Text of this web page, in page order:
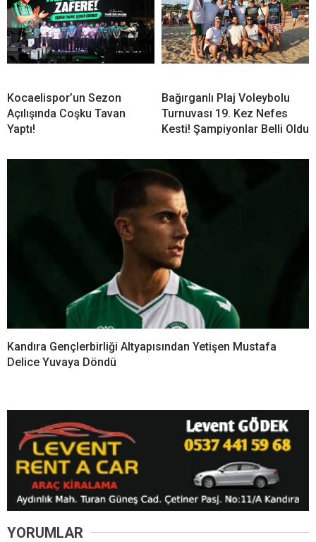
Kocaelispor’un Sezon
Açılışında Coşku Tavan
Yaptı!
Bağırganlı Plaj Voleybolu
Turnuvası 19. Kez Nefes
Kesti! Şampiyonlar Belli Oldu
Kandıra Gençlerbirliği Altyapısından Yetişen Mustafa
Delice Yuvaya Döndü
YORUMLAR